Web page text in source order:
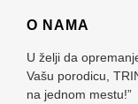
O NAMA
U želji da
Vašu porodicu,
na jednom mestu!”